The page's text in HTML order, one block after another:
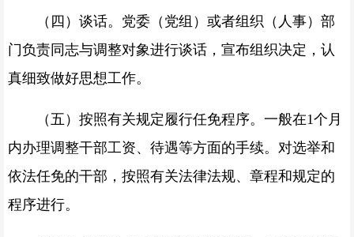
（四）谈话。党委（党组）或者组织（人事）部
门负责同志与调整对象进行谈话，宣布组织决定，认
真细致做好思想工作。
（五）按照有关规定履行任免程序。一般在1个月
内办理调整干部工资、待遇等方面的手续。对选举和
依法任免的干部，按照有关法律法规、章程和规定的
程序进行。